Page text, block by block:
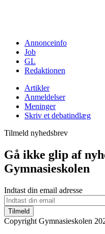
Annonceinfo
Job
GL
Redaktionen
Artikler
Anmeldelser
Meninger
Skriv et debatindlæg
Tilmeld nyhedsbrev
Gå ikke glip af
Gymnasieskolen
Indtast din email adresse
Tilmeld
Copyright Gymnasieskolen